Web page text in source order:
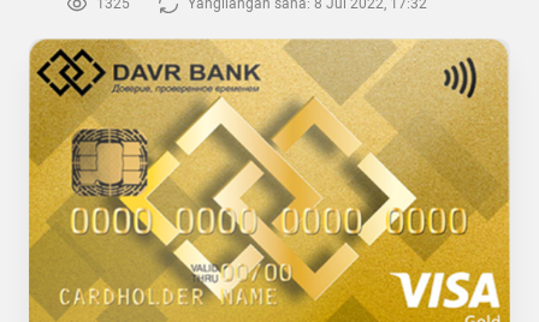
1325 Yangilangan sana: 8 Jul 2022, 17:32